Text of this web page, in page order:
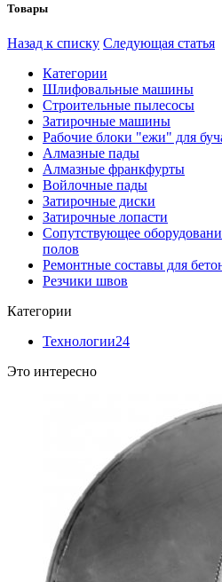
Товары
Назад к списку Следующая статья
Категории
Шлифовальные машины
Строительные пылесосы
Затирочные машины
Рабочие блоки "ежи" для
Алмазные пады
Алмазные франкфурты
Войлочные пады
Затирочные диски
Затирочные лопасти
Сопутствующее
полов
Ремонтные составы для
Резчики швов
Категории
Технологии24
Это интересно